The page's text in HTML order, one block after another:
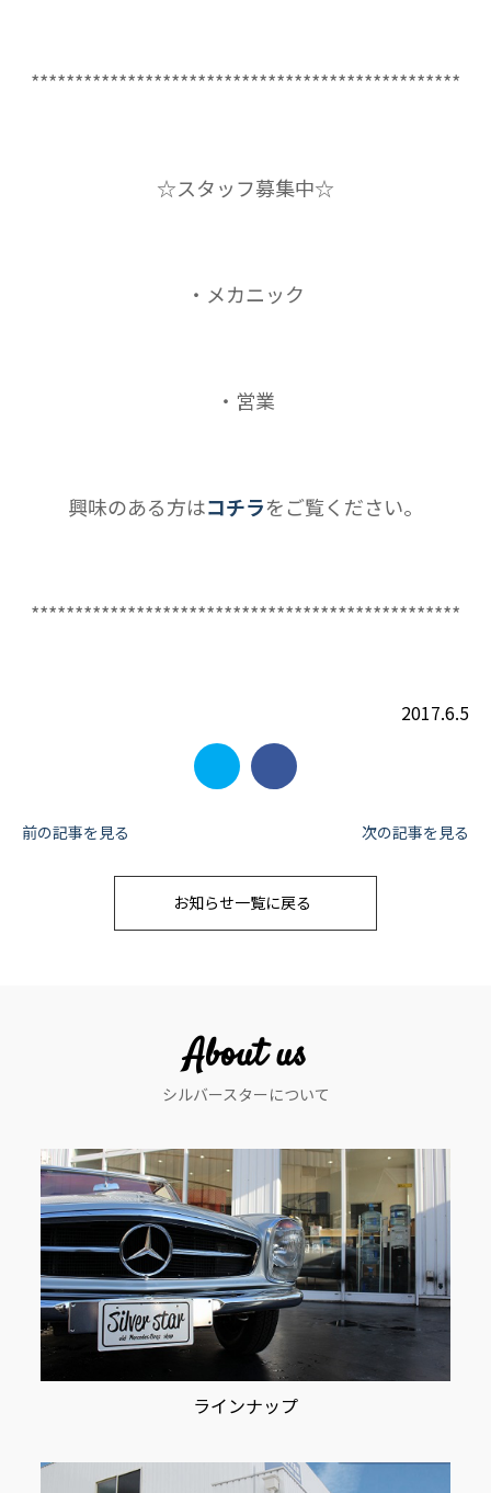
*************************************************
☆スタッフ募集中☆
・メカニック
・営業
興味のある方はコチラをご覧ください。
*************************************************
2017.6.5
投
ン
前の記事を見る 次の記事を見る
お知らせ一覧に戻る
About us
シルバースターについて
ラインナップ